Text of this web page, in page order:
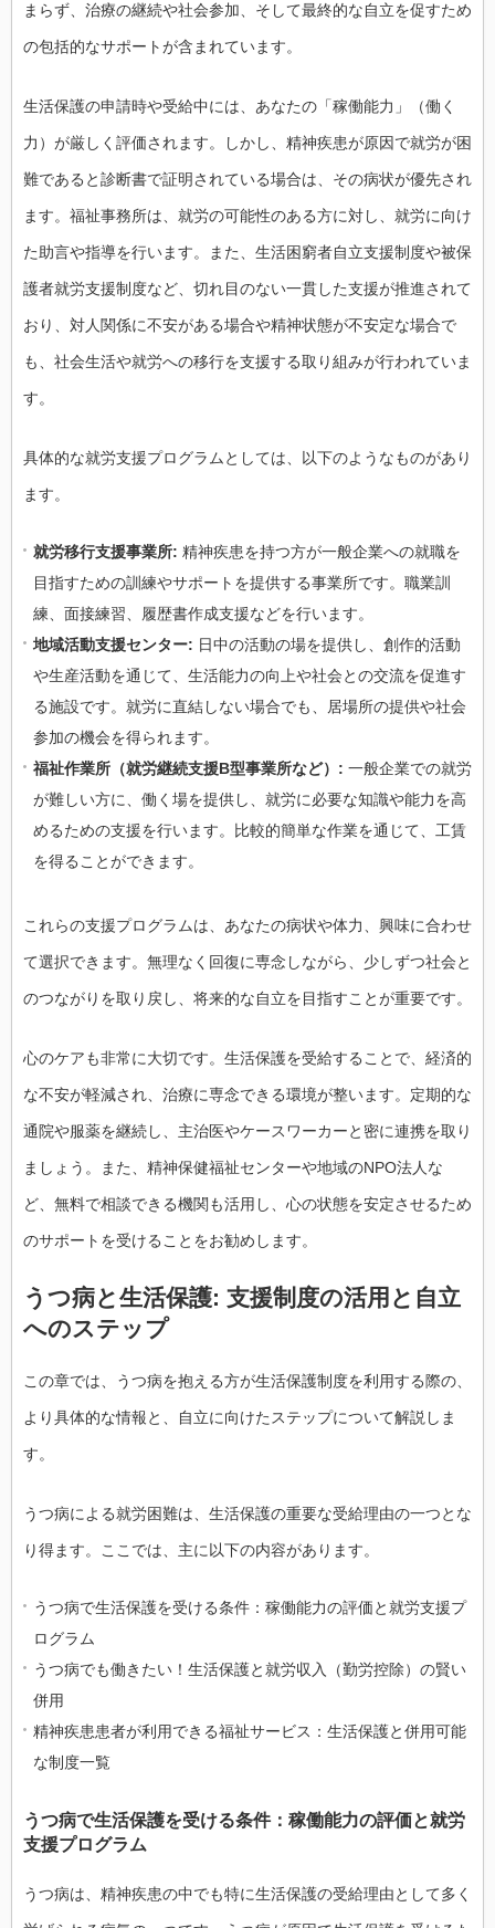
まらず、治療の継続や社会参加、そして最終的な自立を促すため
の包括的なサポートが含まれています。
生活保護の申請時や受給中には、あなたの「稼働能力」（働く
力）が厳しく評価されます。しかし、精神疾患が原因で就労が困
難であると診断書で証明されている場合は、その病状が優先され
ます。福祉事務所は、就労の可能性のある方に対し、就労に向け
た助言や指導を行います。また、生活困窮者自立支援制度や被保
護者就労支援制度など、切れ目のない一貫した支援が推進されて
おり、対人関係に不安がある場合や精神状態が不安定な場合で
も、社会生活や就労への移行を支援する取り組みが行われていま
す。
具体的な就労支援プログラムとしては、以下のようなものがあり
ます。
就労移行支援事業所: 精神疾患を持つ方が一般企業への就職を
目指すための訓練やサポートを提供する事業所です。職業訓
練、面接練習、履歴書作成支援などを行います。
地域活動支援センター: 日中の活動の場を提供し、創作的活動
や生産活動を通じて、生活能力の向上や社会との交流を促進す
る施設です。就労に直結しない場合でも、居場所の提供や社会
参加の機会を得られます。
福祉作業所（就労継続支援B型事業所など）: 一般企業での就労
が難しい方に、働く場を提供し、就労に必要な知識や能力を高
めるための支援を行います。比較的簡単な作業を通じて、工賃
を得ることができます。
これらの支援プログラムは、あなたの病状や体力、興味に合わせ
て選択できます。無理なく回復に専念しながら、少しずつ社会と
のつながりを取り戻し、将来的な自立を目指すことが重要です。
心のケアも非常に大切です。生活保護を受給することで、経済的
な不安が軽減され、治療に専念できる環境が整います。定期的な
通院や服薬を継続し、主治医やケースワーカーと密に連携を取り
ましょう。また、精神保健福祉センターや地域のNPO法人な
ど、無料で相談できる機関も活用し、心の状態を安定させるため
のサポートを受けることをお勧めします。
うつ病と生活保護: 支援制度の活用と自立
へのステップ
この章では、うつ病を抱える方が生活保護制度を利用する際の、
より具体的な情報と、自立に向けたステップについて解説しま
す。
うつ病による就労困難は、生活保護の重要な受給理由の一つとな
り得ます。ここでは、主に以下の内容があります。
うつ病で生活保護を受ける条件：稼働能力の評価と就労支援プ
ログラム
うつ病でも働きたい！生活保護と就労収入（勤労控除）の賢い
併用
精神疾患患者が利用できる福祉サービス：生活保護と併用可能
な制度一覧
うつ病で生活保護を受ける条件：稼働能力の評価と就労
支援プログラム
うつ病は、精神疾患の中でも特に生活保護の受給理由として多く